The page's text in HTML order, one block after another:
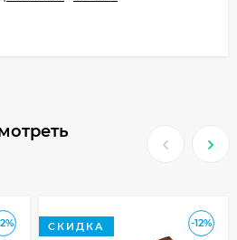
-12%
СКИДКА